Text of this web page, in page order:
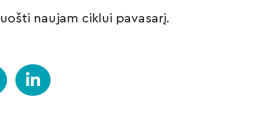
naujam ciklui pavasarį.